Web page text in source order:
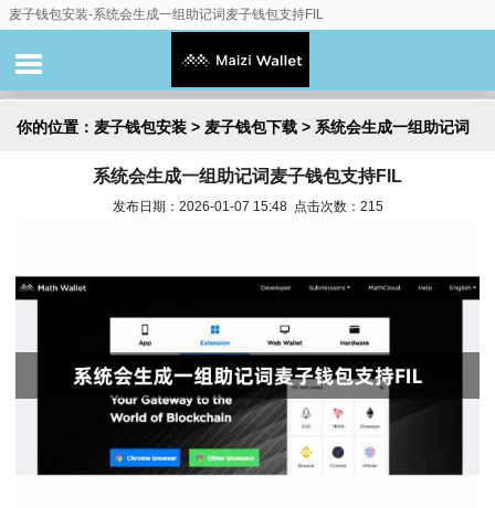
麦子钱包安装-系统会生成一组助记词麦子钱包支持FIL
你的位置： 麦子钱包安装 > 麦子钱包下载 > 系统会生成一组助记词
麦子钱包支持FIL系统会生成一组助记词麦子钱包支持FIL
发布日期：2026-01-07 15:48 点击次数：215